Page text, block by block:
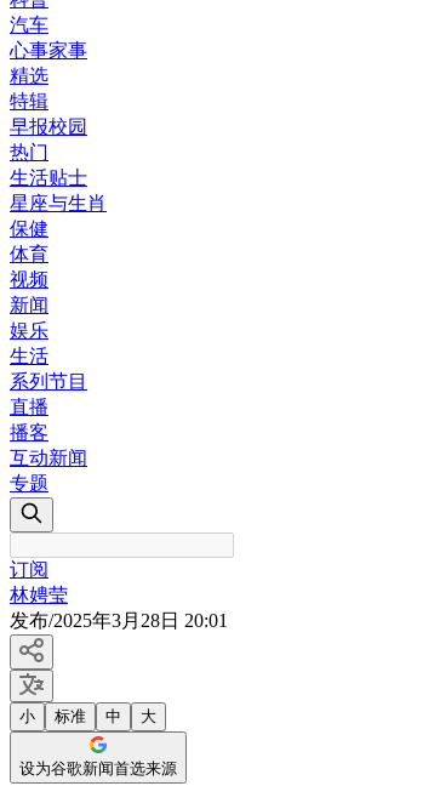
汽车
心事家事
精选
特辑
早报校园
热门
生活贴士
星座与生肖
保健
体育
视频
新闻
娱乐
生活
系列节目
直播
播客
互动新闻
专题
订阅
林娉莹
发布/2025年3月28日 20:01
小 标准 中 大
设为谷歌新闻首选来源